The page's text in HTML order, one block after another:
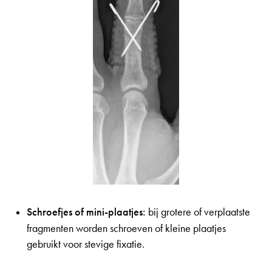
Schroefjes of mini-plaatjes: bij grotere of verplaatste
fragmenten worden schroeven of kleine plaatjes
gebruikt voor stevige fixatie.